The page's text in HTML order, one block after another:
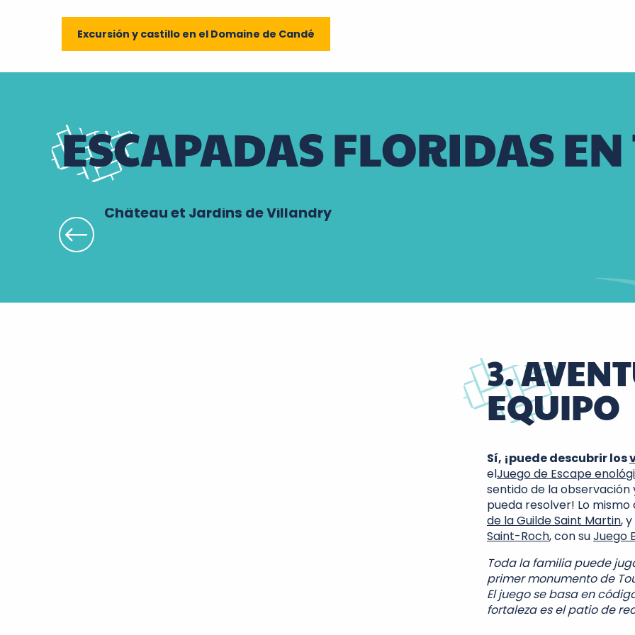
Excursión y castillo en el Domaine de Candé
ESCAPADAS FLORIDAS
Château et Jardins de Villandry
3.
EQUIPO
Sí, ¡puede descubrir los
elJuego de Escape
sentido de la observación
pueda resolver! Lo
de la Guilde Saint Martin,
Saint-Roch, con suJuego
Toda la familia puede
primer monumento de
El juego se basa en
fortaleza es el patio de